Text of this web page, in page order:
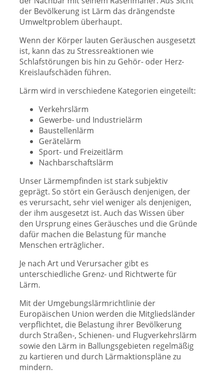
der Bevölkerung ist Lärm das drängendste
Umweltproblem überhaupt.
Wenn der Körper lauten Geräuschen ausgesetzt
ist, kann das zu Stressreaktionen wie
Schlafstörungen bis hin zu Gehör- oder Herz-
Kreislaufschäden führen.
Lärm wird in verschiedene Kategorien eingeteilt:
Verkehrslärm
Gewerbe- und Industrielärm
Baustellenlärm
Gerätelärm
Sport- und Freizeitlärm
Nachbarschaftslärm
Unser Lärmempfinden ist stark subjektiv
geprägt. So stört ein Geräusch denjenigen, der
es verursacht, sehr viel weniger als denjenigen,
der ihm ausgesetzt ist. Auch das Wissen über
den Ursprung eines Geräusches und die Gründe
dafür machen die Belastung für manche
Menschen erträglicher.
Je nach Art und Verursacher gibt es
unterschiedliche Grenz- und Richtwerte für
Lärm.
Mit der Umgebungslärmrichtlinie der
Europäischen Union werden die Mitgliedsländer
verpflichtet, die Belastung ihrer Bevölkerung
durch Straßen-, Schienen- und Flugverkehrslärm
sowie den Lärm in Ballungsgebieten regelmäßig
zu kartieren und durch Lärmaktionspläne zu
mindern.